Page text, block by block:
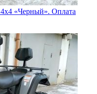
«Черный». Оплата